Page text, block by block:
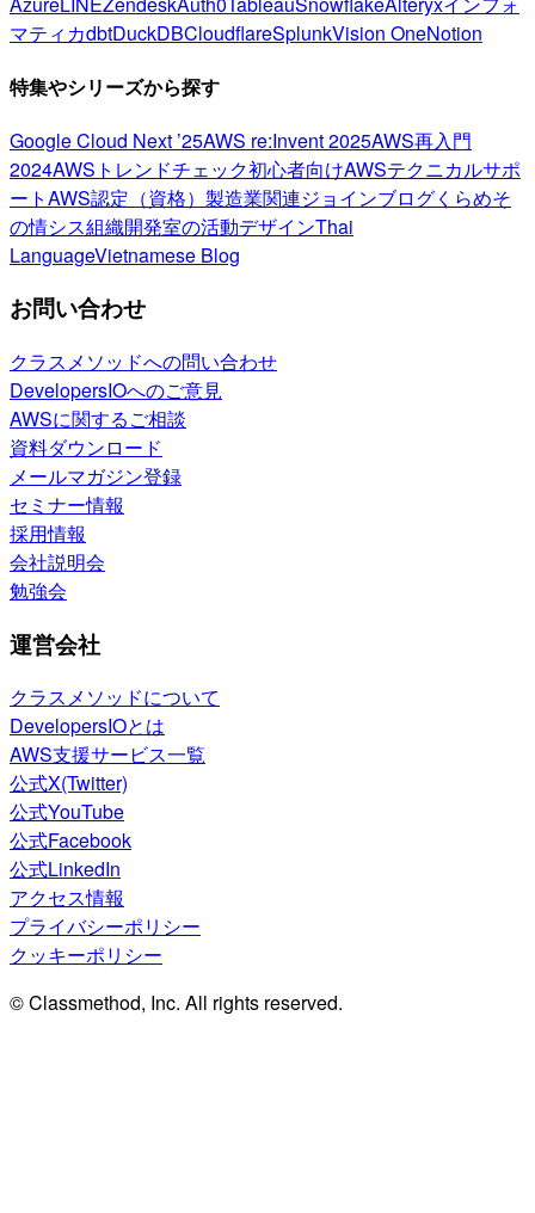
マティカdbtDuckDBCloudflareSplunkVision OneNotion
特集やシリーズから探す
Google Cloud Next ’25AWS re:Invent 2025AWS再入門
2024AWSトレンドチェック初心者向けAWSテクニカルサポ
ートAWS認定（資格） 製造業関連ジョインブログくらめそ
の情シス組織開発室の活動デザインThai
LanguageVietnamese Blog
お問い合わせ
クラスメソッドへの問い合わせ
DevelopersIOへのご意見
AWSに関するご相談
資料ダウンロード
メールマガジン登録
セミナー情報
採用情報
会社説明会
勉強会
運営会社
クラスメソッドについて
DevelopersIOとは
AWS支援サービス一覧
公式X(Twitter)
公式YouTube
公式Facebook
公式LinkedIn
アクセス情報
プライバシーポリシー
クッキーポリシー
© Classmethod, Inc. All rights reserved.